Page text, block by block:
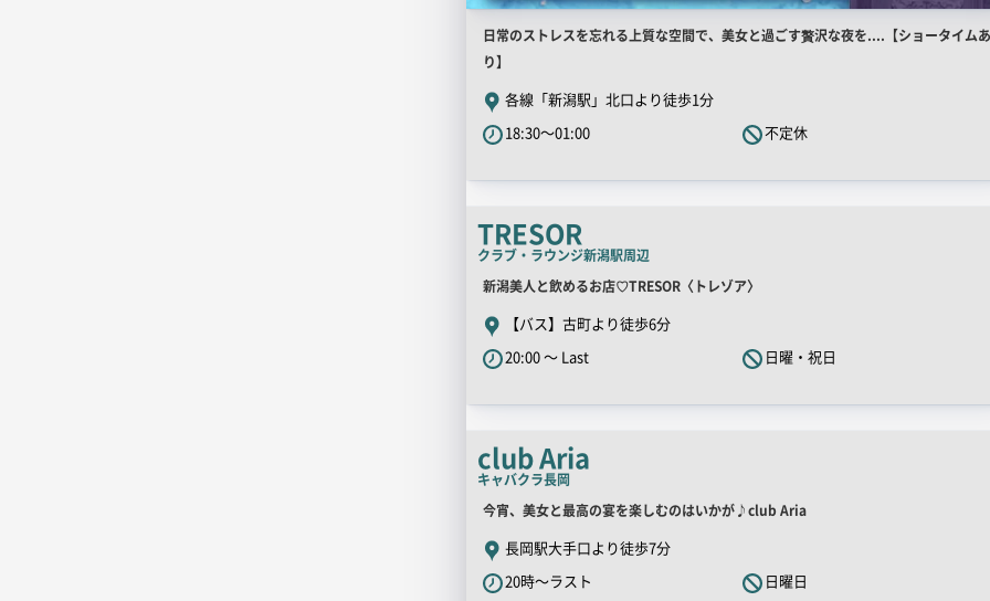
店
舗
PR
キ
ャ
コ
ピ
日常のストレスを忘れる上質な空間で、美女と過ごす贅沢な夜を....【ショータイムあ
り】
各線「新潟駅」北口より徒歩1分
18:30～01:00
不定休
TRESOR
クラブ・ラウンジ新潟駅周辺
店
舗
PR
キ
チ
コ
新潟美人と飲めるお店♡TRESOR〈トレゾア〉
【バス】古町より徒歩6分
20:00 ～ Last
日曜・祝日
club Aria
キャバクラ長岡
店
舗
PR
キ
今宵、美女と最高の宴を楽しむのはいかが♪club Aria
長岡駅大手口より徒歩7分
20時～ラスト
日曜日